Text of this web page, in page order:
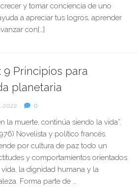
y tomar conciencia de uno
a apreciar tus logros, aprender
con[…]
9 Principios para
planetaria
2022 0
la muerte, continúa siendo la vida”.
Novelista y político francés.
por cultura de paz todo un
y comportamientos orientados
la dignidad humana y la
Forma parte de …